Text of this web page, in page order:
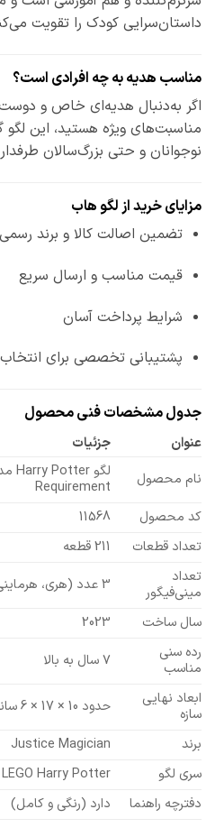
داستان‌سرایی کودک را تقویت
مناسب هدیه به چه افرادی است؟
اگر به‌دنبال هدیه‌ای خاص و
مناسبت‌های ویژه هستید، این لگو
نوجوانان و حتی بزرگ‌سالان
مزایای خرید از لگو هاب
تضمین اصالت کالا و برند رسمی LEGO
قیمت مناسب و ارسال سریع
شرایط پرداخت آسان
پشتیبانی تخصصی برای انتخاب
جدول مشخصات فنی محصول
عنوان
جزئیات
نام محصول
Requirement
کد محصول
11568
تعداد قطعات
211 قطعه
تعداد
مینی‌فیگور
سال ساخت
2023
رده سنی
مناسب
ابعاد نهایی
سازه
حدود 10 × 17 × 6 سانتی‌متر
برند
Justice Magician
سری لگو
LEGO Harry Potter
دفترچه راهنما
دارد (رنگی و کامل)